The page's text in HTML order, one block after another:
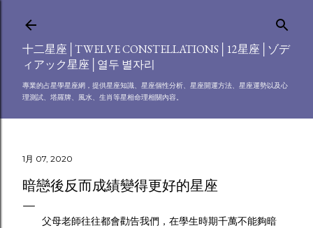
十二星座│TWELVE CONSTELLATIONS│12星座│ゾデ
ィアック星座│열두 별자리
專業的占星學星座網，提供星座知識、星座個性分析、星座開運方法、星座運勢以及心
理測試、塔羅牌、風水、生肖等星相命理相關內容。
1月 07, 2020
暗戀後反而成績變得更好的星座
父母老師往往都會勸告我們，在學生時期千萬不能夠暗